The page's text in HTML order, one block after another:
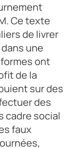
Ce texte
de livrer
une
ont
de la
sur des
des
cadre social
faux